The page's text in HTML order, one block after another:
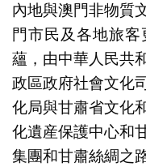
內地與澳門非物質
門市民及各地旅
蘊，由中華人民共
政區政府社會文化
化局與甘肅省文化
化遺産保護中心和
集團和甘肅絲綢之